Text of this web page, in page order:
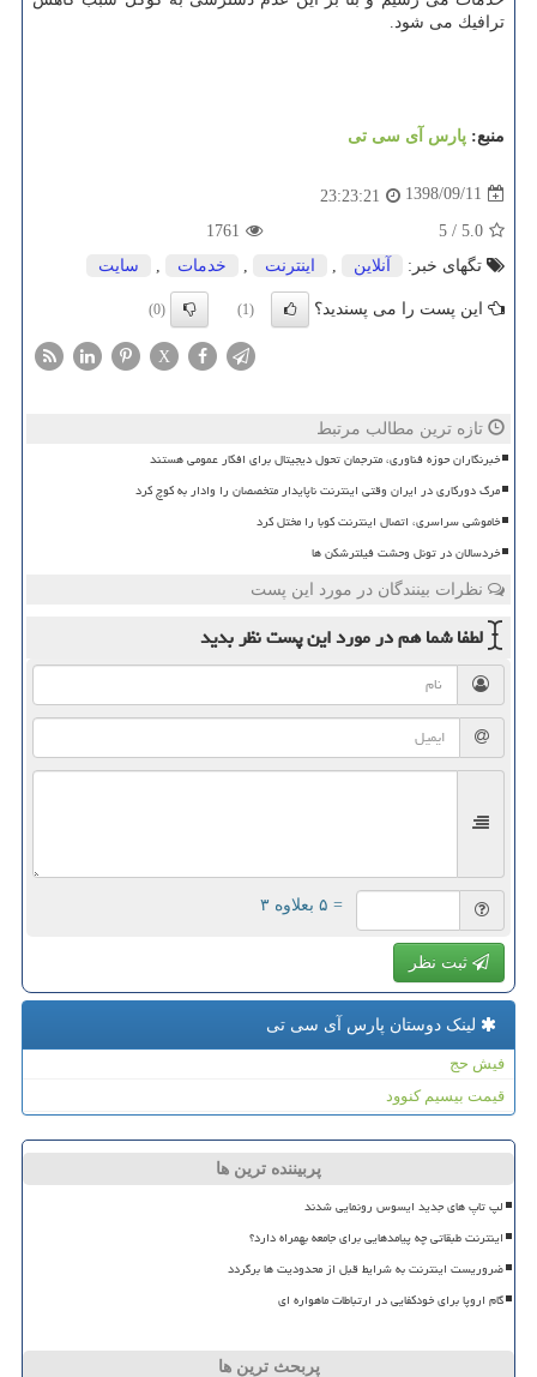
ترافیك می شود.
منبع: پارس آی سی تی
1398/09/11
23:23:21
5.0
/
5
1761
تگهای خبر:
آنلاین اینترنت خدمات سایت
این پست را می پسندید؟ (1)
(0)
X
تازه ترین مطالب مرتبط
خبرنگاران حوزه فناوری، مترجمان تحول دیجیتال برای افکار عمومی هستند
مرگ دورکاری در ایران وقتی اینترنت ناپایدار متخصصان را وادار به کوچ کرد
خاموشی سراسری، اتصال اینترنت کوبا را مختل کرد
خردسالان در تونل وحشت فیلترشکن ها
نظرات بینندگان در مورد این پست
لطفا شما همدر مورد این پستنظر بدید
= ۵ بعلاوه ۳
ثبت نظر
لینک دوستان پارس آی سی تی
فیش حج
قیمت بیسیم کنوود
پربیننده ترین ها
لپ تاپ های جدید ایسوس رونمایی شدند
اینترنت طبقاتی چه پیامدهایی برای جامعه بهمراه دارد؟
ضروریست اینترنت به شرایط قبل از محدودیت ها برگردد
گام اروپا برای خودکفایی در ارتباطات ماهواره ای
پربحث ترین ها